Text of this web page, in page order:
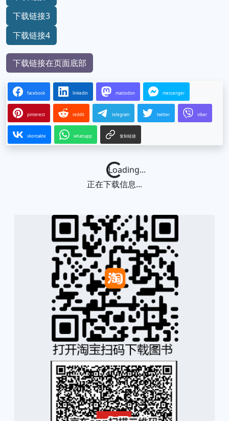
下载链接3
下载链接4
下载链接在页面底部
facebook linkedin mastodon messenger
pinterest reddit telegram twitter viber
vkontakte whatsapp 复制链接
Loading...
正在下载信息...